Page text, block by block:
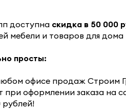
доступна скидка в 50 000
мебели и товаров для дома
просты:
офисе продаж Строим
при оформлении заказа на
рублей!